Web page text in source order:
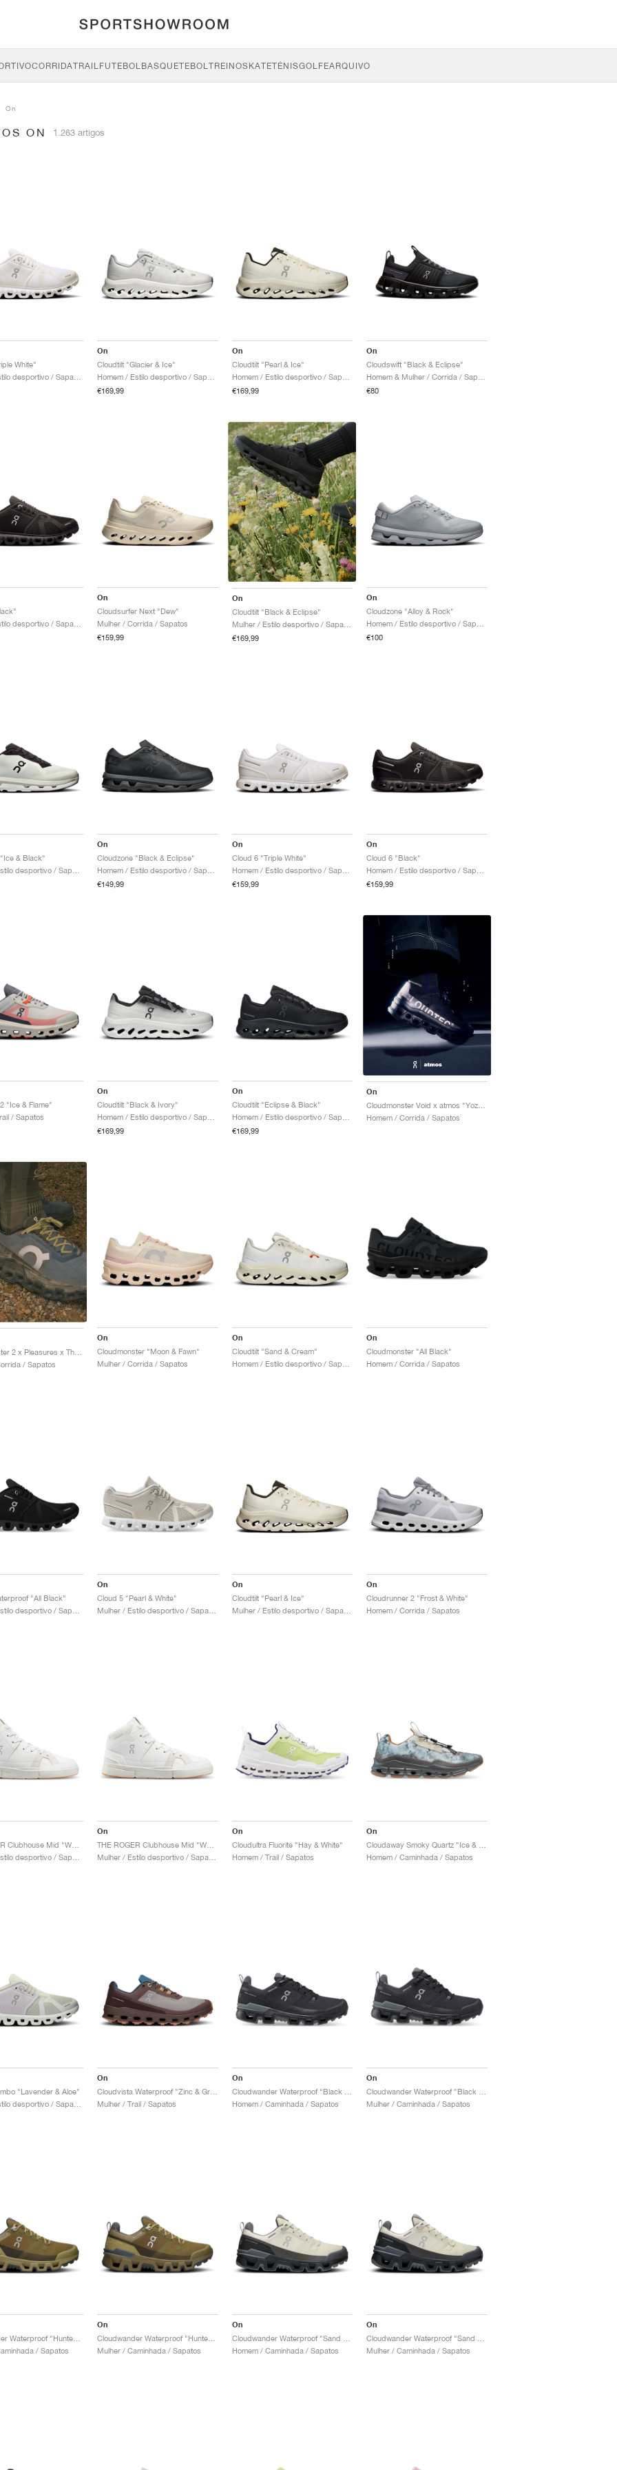
CORRIDATRAILFUTEBOLBASQUETEBOLTREINOSKATETÉNISGOLFEARQUIVO
On
ON 1.263 artigos
White"
On
Cloudtilt "Glacier & Ice"
€169,99
On
Cloudtilt "Pearl & Ice"
€169,99
On
Cloudswift "Black & Eclipse"
€80
On
Cloudsurfer Next "Dew"
Mulher / Corrida / Sapatos
€159,99
On
Cloudtilt "Black & Eclipse"
€169,99
On
Cloudzone "Alloy & Rock"
€100
& Black"
On
Cloudzone "Black & Eclipse"
€149,99
On
Cloud 6 "Triple White"
€159,99
On
Cloud 6 "Black"
€159,99
"Ice & Flame"
/ Sapatos
On
Cloudtilt "Black & Ivory"
€169,99
On
Cloudtilt "Eclipse & Black"
€169,99
On
Homem / Corrida / Sapatos
/ Sapatos
On
Cloudmonster "Moon & Fawn"
Mulher / Corrida / Sapatos
On
Cloudtilt "Sand & Cream"
On
Cloudmonster "All Black"
Homem / Corrida / Sapatos
"All Black"
On
Cloud 5 "Pearl & White"
On
Cloudtilt "Pearl & Ice"
On
Cloudrunner 2 "Frost & White"
Homem / Corrida / Sapatos
On
THE ROGER Clubhouse Mid "White & Sand"
On
Cloudultra Fluorite "Hay & White"
Homem / Trail / Sapatos
On
Homem / Caminhada / Sapatos
"Lavender & Aloe"
On
Cloudvista Waterproof "Zinc & Grape"
Mulher / Trail / Sapatos
On
Homem / Caminhada / Sapatos
On
Mulher / Caminhada / Sapatos
/ Sapatos
On
Cloudwander Waterproof "Hunter & Safari"
Mulher / Caminhada / Sapatos
On
Homem / Caminhada / Sapatos
On
Mulher / Caminhada / Sapatos